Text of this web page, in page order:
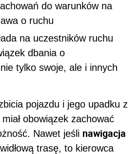
do warunków na
o ruchu
na uczestników ruchu
dbania o
tylko swoje, ale i innych
pojazdu i jego upadku z
miał obowiązek zachować
Nawet jeśli nawigacja
trasę, to kierowca